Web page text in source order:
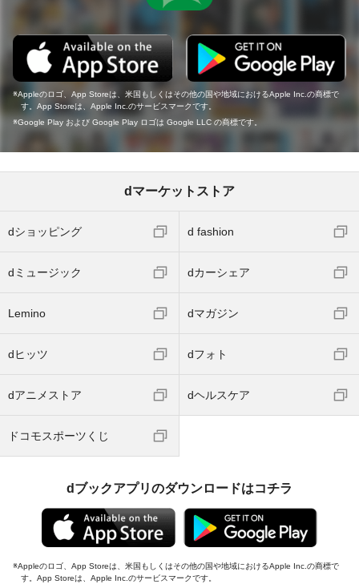
Appleのロゴ、App Storeは、米国もしくはその他の国や地域におけるApple Inc.の商標で
す。App Storeは、Apple Inc.のサービスマークです。
Google Play および Google Play ロゴは Google LLC の商標です。
dマーケットストア
dショッピング d fashion
dミュージック dカーシェア
Lemino dマガジン
dヒッツ dフォト
dアニメストア dヘルスケア
ドコモスポーツくじ
dブックアプリのダウンロードはコチラ
Appleのロゴ、App Storeは、米国もしくはその他の国や地域におけるApple Inc.の商標で
す。App Storeは、Apple Inc.のサービスマークです。